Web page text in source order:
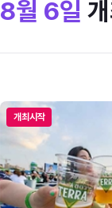
8월 6일
개최시작